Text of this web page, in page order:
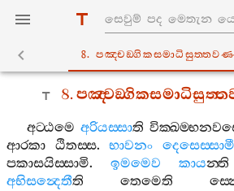
8.
8.
අට‍්ඨමෙ අරියස‍්සාති
ආරකා
ඨිතස‍්ස.භාවනං දෙසෙස‍්සාමී
පකාසයිස‍්සාමි. ඉමමෙව කායන‍්ති
අභිසන්‍දෙතීති තෙමෙති